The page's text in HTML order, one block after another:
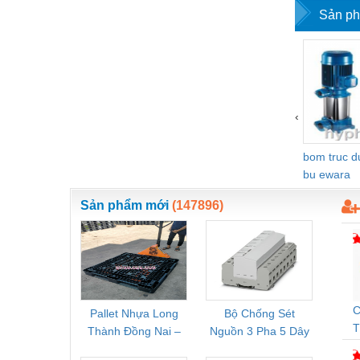
Thiết bị an ninh
Thiết bị công nghiệp
Thiết bị công trình
Thiết bị điện
Thiết bị giáo dục
Thiết bị khác
Sản
bom truc
bu ewara
‹
Sản phẩm mới (147896)
Pallet Nhựa Long
Thành Đồng Nai –
Bộ Chống Sét
Nguồn 3 Pha 5 Dây
Rơ